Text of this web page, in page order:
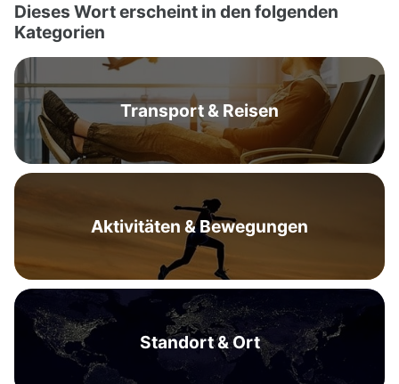
Dieses Wort erscheint in den folgenden
Kategorien
Transport & Reisen
Aktivitäten & Bewegungen
Standort & Ort